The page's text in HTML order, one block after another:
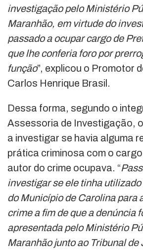
investigação pelo Ministério
Maranhão, em virtude do
passado a ocupar cargo de
que lhe conferia foro por
função”, explicou o Promotor
Carlos Henrique Brasil.
Dessa forma, segundo o
Assessoria de Investigação,
a investigar se havia alguma
prática criminosa com o
autor do crime ocupava. “
investigar se ele tinha
do Município de Carolina para
crime a fim de que a denúncia
apresentada pelo Ministério
Maranhão junto ao Tribunal de